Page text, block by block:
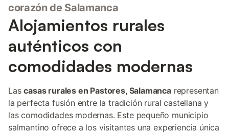
corazón de Salamanca
Alojamientos rurales
auténticos con
comodidades modernas
Lascasas rurales en Pastores, Salamancarepresentan
la perfecta fusión entre la tradición rural castellana y
las comodidades modernas. Este pequeño municipio
salmantino ofrece a los visitantes una experiencia única